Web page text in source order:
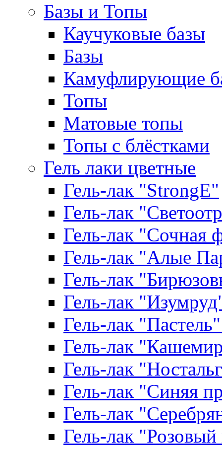
Базы и Топы
Каучуковые базы
Базы
Камуфлирующие
Топы
Матовые топы
Топы с блёстками
Гель лаки цветные
Гель-лак "StrongE"
Гель-лак
Гель-лак "Сочная
Гель-лак "Алые
Гель-лак
Гель-лак
Гель-лак
Гель-лак
Гель-лак
Гель-лак "Синяя
Гель-лак
Гель-лак